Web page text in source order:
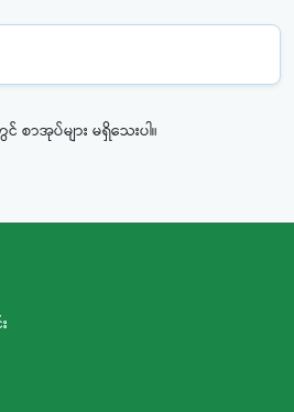
ာအုပ်များ မရှိသေးပါ။